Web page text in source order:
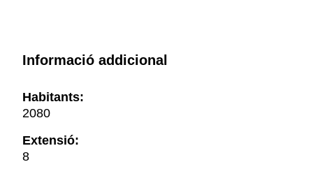
Informació addicional
Habitants:
2080
Extensió:
8